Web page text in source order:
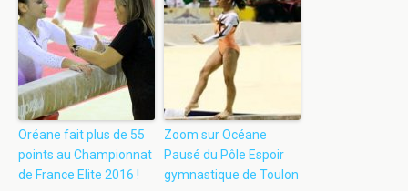
Oréane fait plus de 55
points au Championnat
de France Elite 2016 !
Zoom sur Océane
Pausé du Pôle Espoir
gymnastique de Toulon